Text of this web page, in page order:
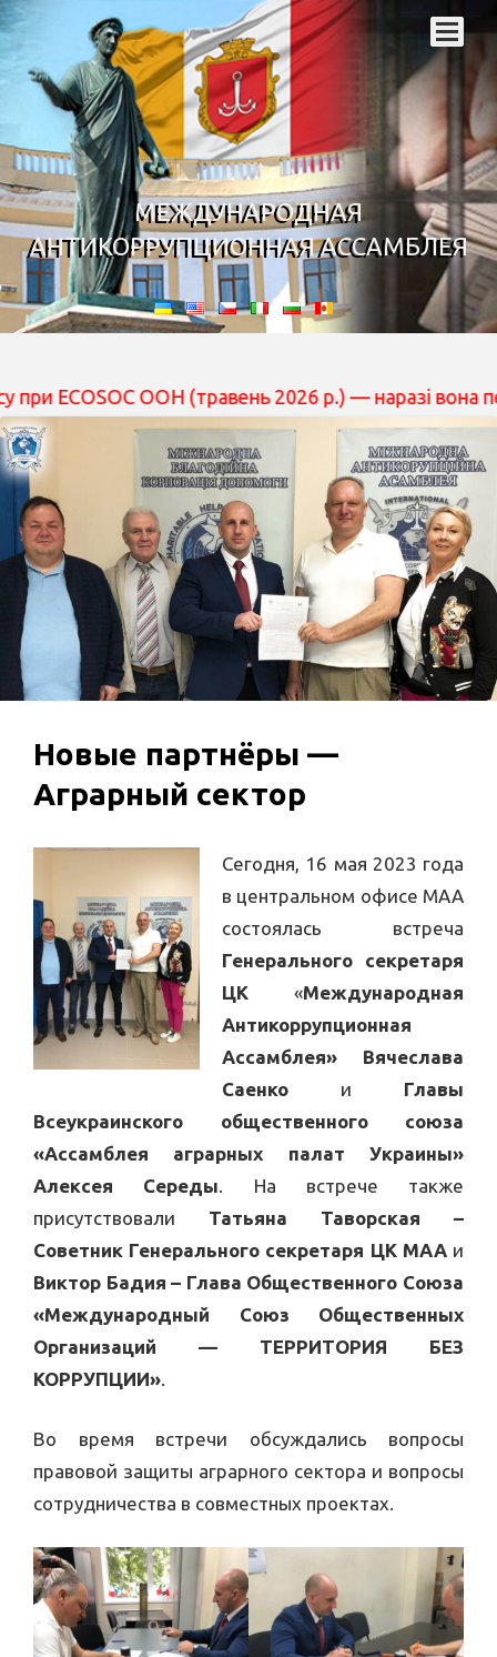
МЕЖДУНАРОДНАЯ
АНТИКОРРУПЦИОННАЯ АССАМБЛЕЯ
ООН (травень 2026 р.) — наразі вона
Новые партнёры —
Аграрный сектор
Сегодня, 16 мая 2023 года
в центральном офисе МАА
состоялась встреча
Генерального секретаря
ЦК «Международная
Антикоррупционная
Ассамблея»
Вячеслава
Саенко и Главы
Всеукраинского общественного союза
«Ассамблея аграрных палат Украины»
Алексея Середы. На встрече также
присутствовали Татьяна Таворская –
Советник Генерального секретаря ЦК МААи
Виктор Бадия – Глава Общественного Союза
«Международный Союз Общественных
Организаций — ТЕРРИТОРИЯ БЕЗ
КОРРУПЦИИ».
Во время встречи обсуждались вопросы
правовой защиты аграрного сектора и вопросы
сотрудничества в совместных проектах.